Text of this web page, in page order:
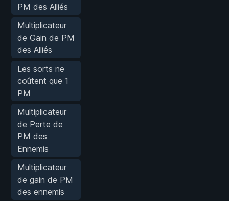
PM des Alliés
Multiplicateur
de Gain de PM
des Alliés
Les sorts ne
coûtent que 1
PM
Multiplicateur
de Perte de
PM des
Ennemis
Multiplicateur
de gain de PM
des ennemis